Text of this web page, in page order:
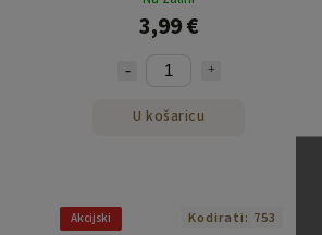
3,99 €
U košaricu
Akcijski Kodirati: 753